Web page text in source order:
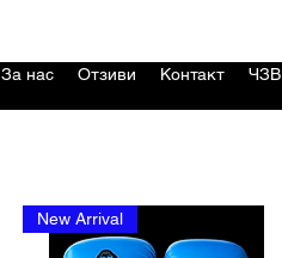
За нас Отзиви Контакт ЧЗВ
New Arrival